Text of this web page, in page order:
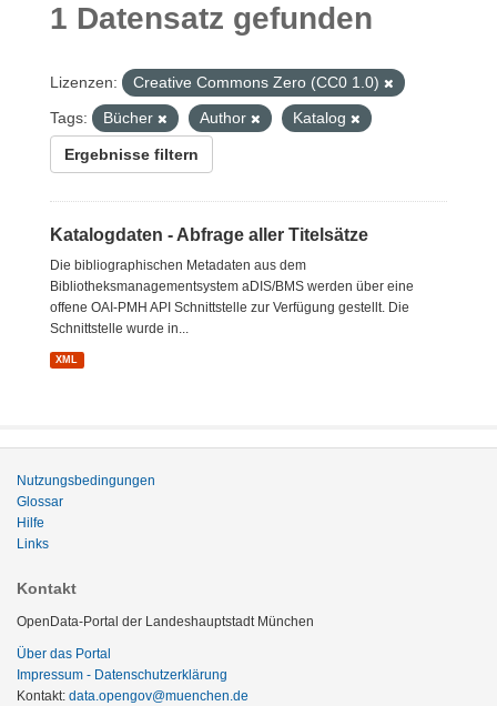
1 Datensatz gefunden
Lizenzen:
Creative Commons Zero (CC0 1.0)
Tags:
Bücher Author Katalog
Ergebnisse filtern
Katalogdaten - Abfrage aller Titelsätze
Die bibliographischen Metadaten aus dem
Bibliotheksmanagementsystem aDIS/BMS werden über eine
offene OAI-PMH API Schnittstelle zur Verfügung gestellt. Die
Schnittstelle wurde in...
XML
Nutzungsbedingungen
Glossar
Hilfe
Links
Kontakt
OpenData-Portal der Landeshauptstadt München
Über das Portal
Impressum - Datenschutzerklärung
Kontakt: data.opengov@muenchen.de